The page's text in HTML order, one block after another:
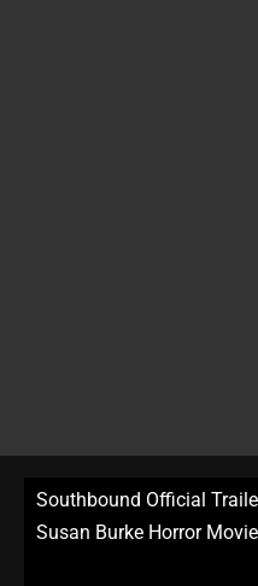
Southbound Official
Susan Burke Horror